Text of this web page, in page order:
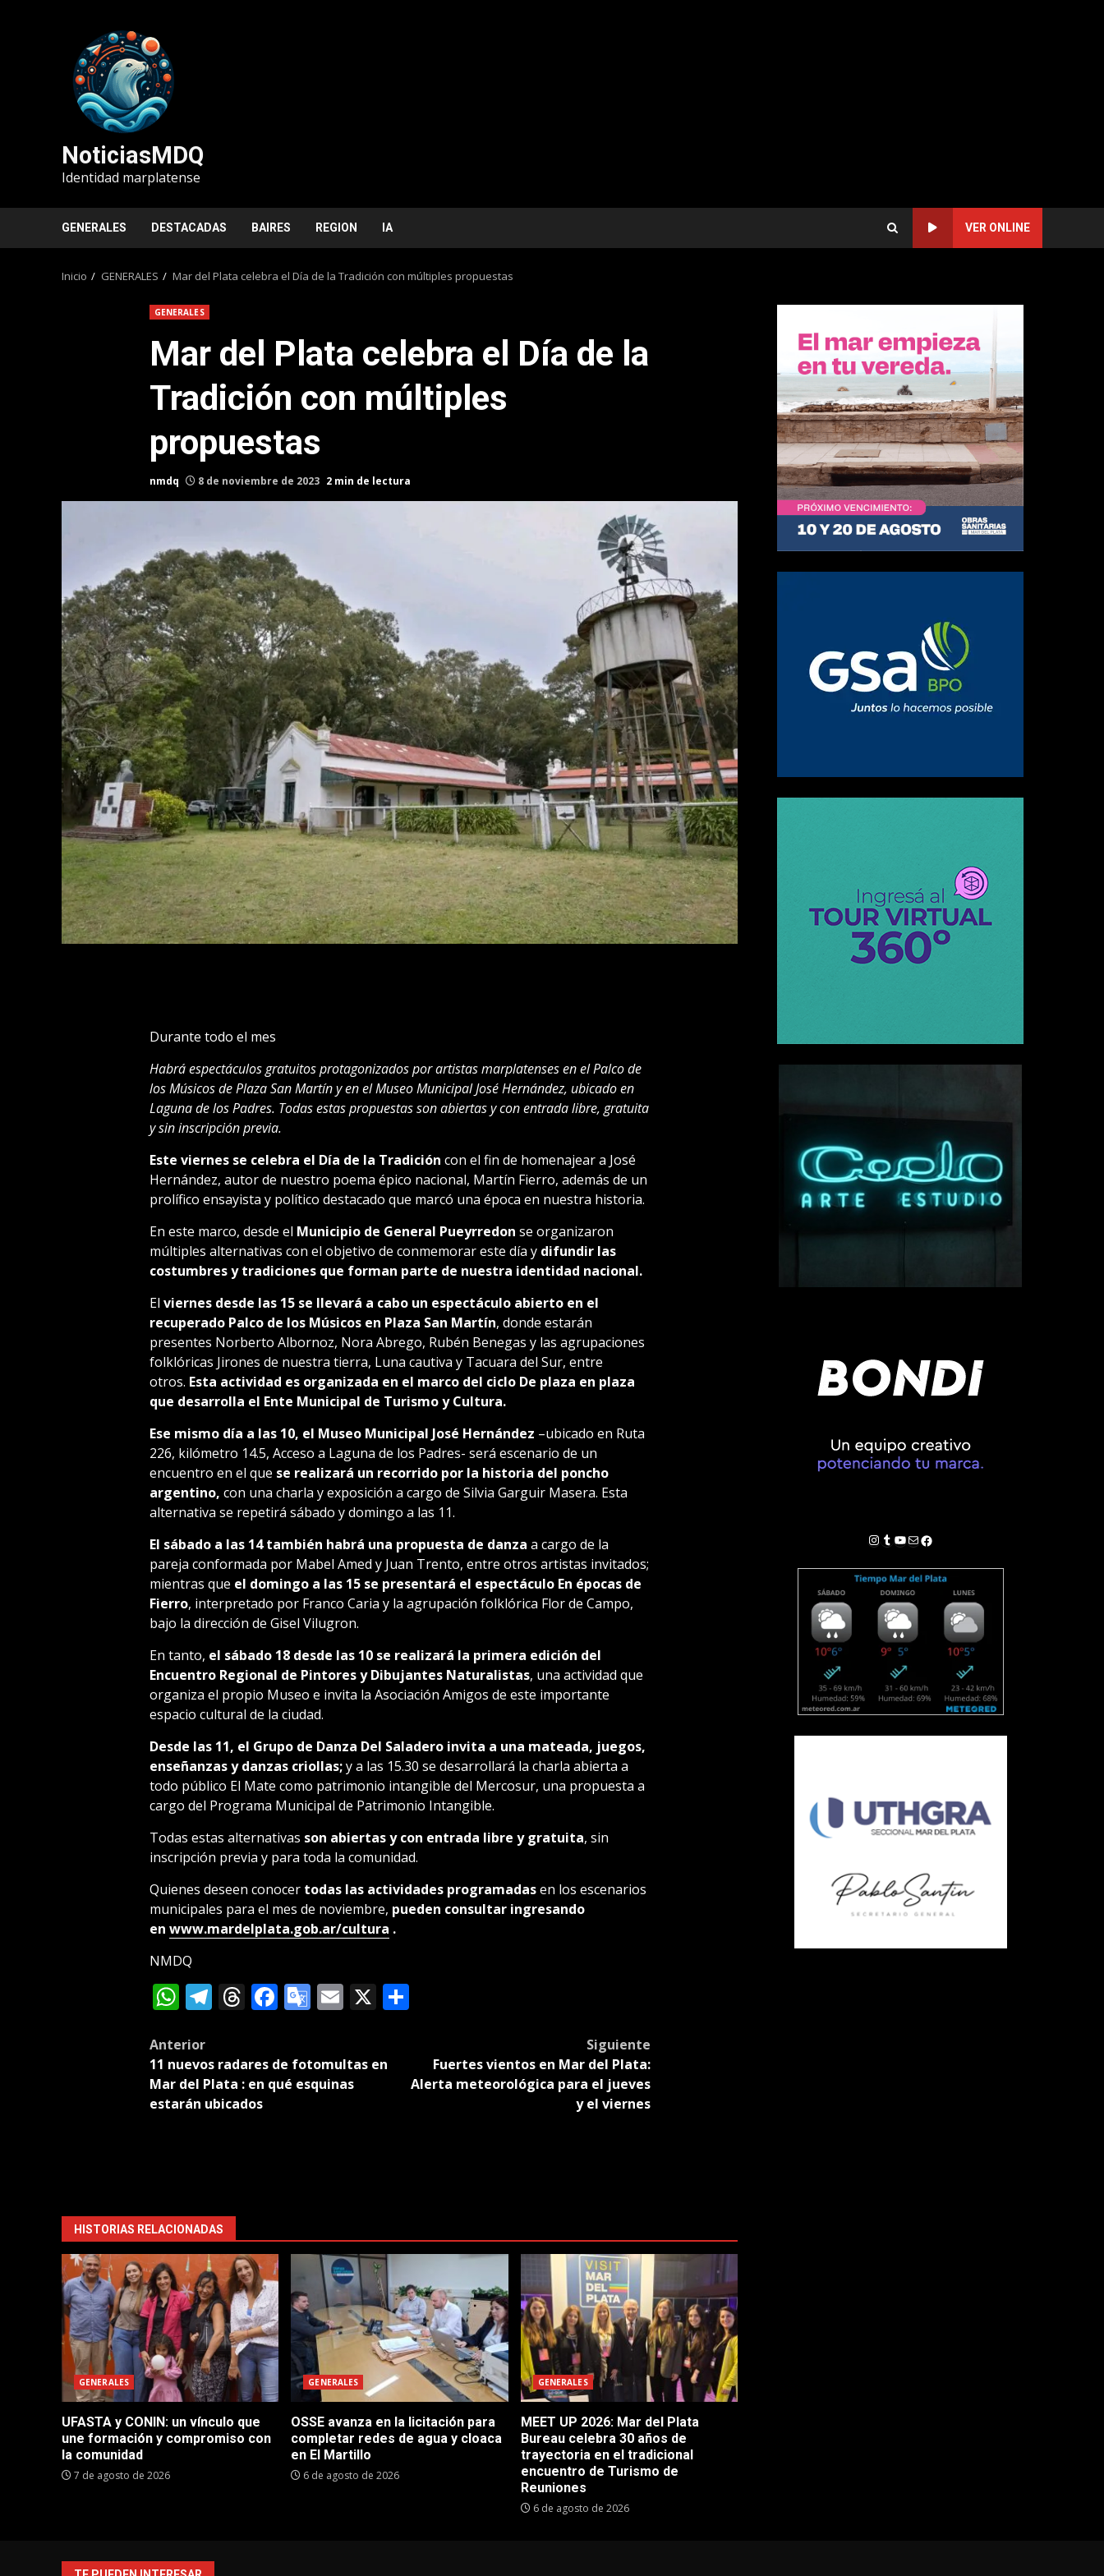
NoticiasMDQ
Identidad marplatense
GENERALES DESTACADAS BAIRES REGION IA VER ONLINE
Inicio GENERALES Mar del Plata celebra el Día de la Tradición con múltiples propuestas
GENERALES
Mar del Plata celebra el Día de la
Tradición con múltiples
propuestas
nmdq 8 de noviembre de 2023 2 min de lectura
Durante todo el mes
Habrá espectáculos gratuitos protagonizados por artistas marplatenses en el Palco de
los Músicos de Plaza San Martín y en el Museo Municipal José Hernández, ubicado en
Laguna de los Padres. Todas estas propuestas son abiertas y con entrada libre, gratuita
y sin inscripción previa.
Este viernes se celebra el Día de la Tradición con el fin de homenajear a José
Hernández, autor de nuestro poema épico nacional, Martín Fierro, además de un
prolífico ensayista y político destacado que marcó una época en nuestra historia.
En este marco, desde el Municipio de General Pueyrredon se organizaron
múltiples alternativas con el objetivo de conmemorar este día y difundir las
costumbres y tradiciones que forman parte de nuestra identidad nacional.
El viernes desde las 15 se llevará a cabo un espectáculo abierto en el
recuperado Palco de los Músicos en Plaza San Martín, donde estarán
presentes Norberto Albornoz, Nora Abrego, Rubén Benegas y las agrupaciones
folklóricas Jirones de nuestra tierra, Luna cautiva y Tacuara del Sur, entre
otros. Esta actividad es organizada en el marco del ciclo De plaza en plaza
que desarrolla el Ente Municipal de Turismo y Cultura.
Ese mismo día a las 10, el Museo Municipal José Hernández –ubicado en Ruta
226, kilómetro 14.5, Acceso a Laguna de los Padres- será escenario de un
encuentro en el que se realizará un recorrido por la historia del poncho
argentino, con una charla y exposición a cargo de Silvia Garguir Masera. Esta
alternativa se repetirá sábado y domingo a las 11.
El sábado a las 14 también habrá una propuesta de danza a cargo de la
pareja conformada por Mabel Amed y Juan Trento, entre otros artistas invitados;
mientras que el domingo a las 15 se presentará el espectáculo En épocas de
Fierro, interpretado por Franco Caria y la agrupación folklórica Flor de Campo,
bajo la dirección de Gisel Vilugron.
En tanto, el sábado 18 desde las 10 se realizará la primera edición del
Encuentro Regional de Pintores y Dibujantes Naturalistas, una actividad que
organiza el propio Museo e invita la Asociación Amigos de este importante
espacio cultural de la ciudad.
Desde las 11, el Grupo de Danza Del Saladero invita a una mateada, juegos,
enseñanzas y danzas criollas;y a las 15.30 se desarrollará la charla abierta a
todo público El Mate como patrimonio intangible del Mercosur, una propuesta a
cargo del Programa Municipal de Patrimonio Intangible.
Todas estas alternativas son abiertas y con entrada libre y gratuita, sin
inscripción previa y para toda la comunidad.
Quienes deseen conocer todas las actividades programadasen los escenarios
municipales para el mes de noviembre, pueden consultar ingresando
en www.mardelplata.gob.ar/cultura .
NMDQ
WhatsApp
Telegram
Threads
Facebook
Google
Email
X Compartir
Post
navigation
Anterior
11 nuevos radares de fotomultas en
Mar del Plata : en qué esquinas
estarán ubicados
Siguiente
Fuertes vientos en Mar del Plata:
Alerta meteorológica para el jueves
y el viernes
HISTORIAS RELACIONADAS
GENERALES
UFASTA y CONIN: un vínculo que
une formación y compromiso con
la comunidad
7 de agosto de 2026
GENERALES
OSSE avanza en la licitación para
completar redes de agua y cloaca
en El Martillo
6 de agosto de 2026
GENERALES
MEET UP 2026: Mar del Plata
Bureau celebra 30 años de
trayectoria en el tradicional
encuentro de Turismo de
Reuniones
6 de agosto de 2026
Instagram
Tumblr
YouTube
Correo electrónico
Facebook